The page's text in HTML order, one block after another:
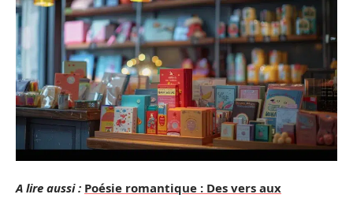
A lire aussi : Poésie romantique : Des vers aux